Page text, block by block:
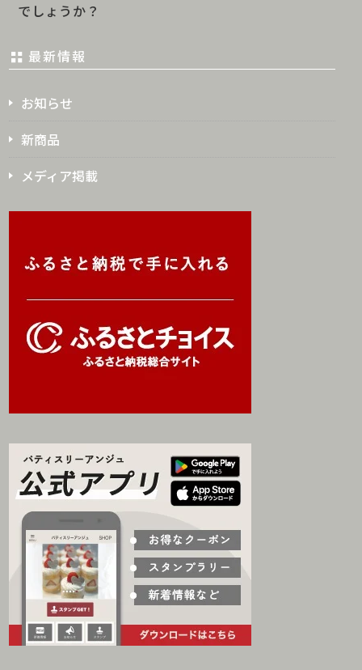
でしょうか？
最新情報
お知らせ
新商品
メディア掲載